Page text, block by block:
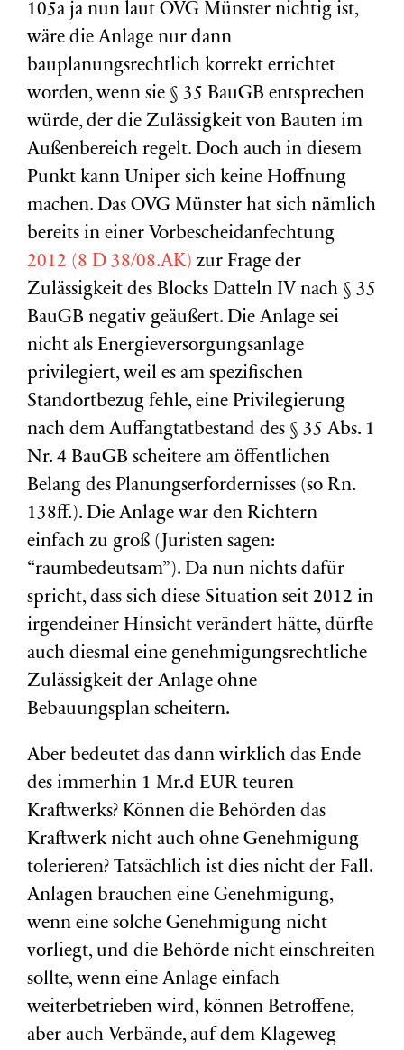
105a ja nun laut OVG Münster nichtig ist,
wäre die Anlage nur dann
bauplanungsrechtlich korrekt errichtet
worden, wenn sie § 35 BauGB entsprechen
würde, der die Zulässigkeit von Bauten im
Außenbereich regelt. Doch auch in diesem
Punkt kann Uniper sich keine Hoffnung
machen. Das OVG Münster hat sich nämlich
bereits in einer Vorbescheidanfechtung
2012 (8 D 38/08.AK) zur Frage der
Zulässigkeit des Blocks Datteln IV nach § 35
BauGB negativ geäußert. Die Anlage sei
nicht als Energieversorgungsanlage
privilegiert, weil es am spezifischen
Standortbezug fehle, eine Privilegierung
nach dem Auffangtatbestand des § 35 Abs. 1
Nr. 4 BauGB scheitere am öffentlichen
Belang des Planungserfordernisses (so Rn.
138ff.). Die Anlage war den Richtern
einfach zu groß (Juristen sagen:
“raumbedeutsam”). Da nun nichts dafür
spricht, dass sich diese Situation seit 2012 in
irgendeiner Hinsicht verändert hätte, dürfte
auch diesmal eine genehmigungsrechtliche
Zulässigkeit der Anlage ohne
Bebauungsplan scheitern.
Aber bedeutet das dann wirklich das Ende
des immerhin 1 Mr.d EUR teuren
Kraftwerks? Können die Behörden das
Kraftwerk nicht auch ohne Genehmigung
tolerieren? Tatsächlich ist dies nicht der Fall.
Anlagen brauchen eine Genehmigung,
wenn eine solche Genehmigung nicht
vorliegt, und die Behörde nicht einschreiten
sollte, wenn eine Anlage einfach
weiterbetrieben wird, können Betroffene,
aber auch Verbände, auf dem Klageweg